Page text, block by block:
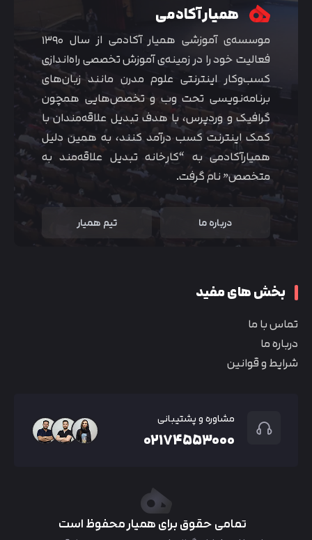
همیار آکادمی
موسسه‌ی آموزشی همیار آکادمی از سال ۱۳۹۰
فعالیت خود را در زمینه‌ی آموزش تخصصی راه‌اندازی
کسب‌و‌کار اینترنتی علوم مدرن مانند زبان‌های
برنامه‌نویسی تحت وب و تخصص‌هایی همچون
گرافیک و وردپرس، با هدف تبدیل علاقه‌مندان با
کمک اینترنت کسب درآمد کنند، به همین دلیل
همیارآکادمی به “کارخانه تبدیل علاقه‌مند به
متخصص” نام گرفت.
درباره ما تیم همیار
بخش های مفید
تماس با ما
درباره ما
شرایط و قوانین
مشاوره و پشتیبانی
۰۲۱۷۴۵۵۳۰۰۰
تمامی حقوق برای همیار محفوظ است
متوجه شدم